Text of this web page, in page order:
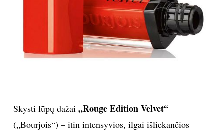
Skysti lūpų dažai „Rouge Edition Velvet“
(„Bourjois“) – itin intensyvios, ilgai išliekančios